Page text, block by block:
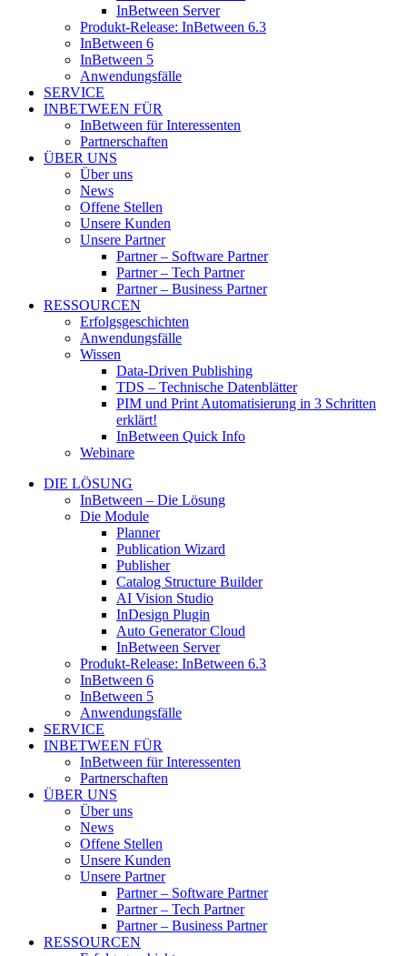
InBetween Server
Produkt-Release: InBetween 6.3
InBetween 6
InBetween 5
Anwendungsfälle
SERVICE
INBETWEEN FÜR
InBetween für Interessenten
Partnerschaften
ÜBER UNS
Über uns
News
Offene Stellen
Unsere Kunden
Unsere Partner
Partner – Software Partner
Partner – Tech Partner
Partner – Business Partner
RESSOURCEN
Erfolgsgeschichten
Anwendungsfälle
Wissen
Data-Driven Publishing
TDS – Technische Datenblätter
PIM und Print Automatisierung in 3 Schritten
erklärt!
InBetween Quick Info
Webinare
DIE LÖSUNG
InBetween – Die Lösung
Die Module
Planner
Publication Wizard
Publisher
Catalog Structure Builder
AI Vision Studio
InDesign Plugin
Auto Generator Cloud
InBetween Server
Produkt-Release: InBetween 6.3
InBetween 6
InBetween 5
Anwendungsfälle
SERVICE
INBETWEEN FÜR
InBetween für Interessenten
Partnerschaften
ÜBER UNS
Über uns
News
Offene Stellen
Unsere Kunden
Unsere Partner
Partner – Software Partner
Partner – Tech Partner
Partner – Business Partner
RESSOURCEN